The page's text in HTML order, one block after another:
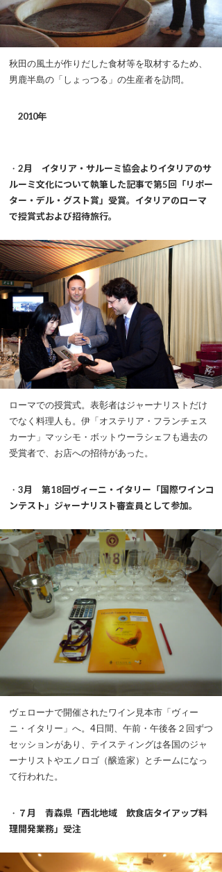
秋田の風土が作りだした食材等を取材するため、
男鹿半島の「しょっつる」の生産者を訪問。
2010年
・ 2月 イタリア・サルーミ協会よりイタリアのサ
ルーミ文化について執筆した記事で第5回「リポー
ター・デル・グスト賞」受賞。イタリアのローマ
で授賞式および招待旅行。
ローマでの授賞式。表彰者はジャーナリストだけ
でなく料理人も。伊「オステリア・フランチェス
カーナ」マッシモ・ボットウーラシェフも過去の
受賞者で、お店への招待があった。
・ 3月 第18回ヴィーニ・イタリー「国際ワインコ
ンテスト」ジャーナリスト審査員として参加。
ヴェローナで開催されたワイン見本市「ヴィー
ニ・イタリー」へ。4日間、午前・午後各２回ずつ
セッションがあり、テイスティングは各国のジャ
ーナリストやエノロゴ（醸造家）とチームになっ
て行われた。
・ ７月 青森県「西北地域 飲食店タイアップ料
理開発業務」受注